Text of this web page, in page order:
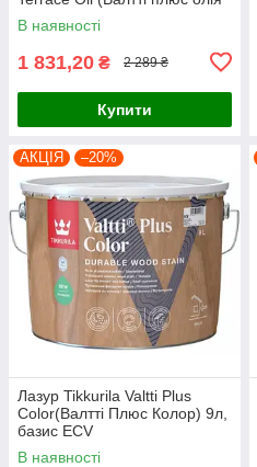
для деревини) 2,7л, базис ЕС
В наявності
1 831,20 ₴ 2 289 ₴
Купити
АКЦІЯ –20%
Лазур Tikkurila Valtti Plus
Color(Валтті Плюс Колор) 9л,
базис ЕСV
В наявності